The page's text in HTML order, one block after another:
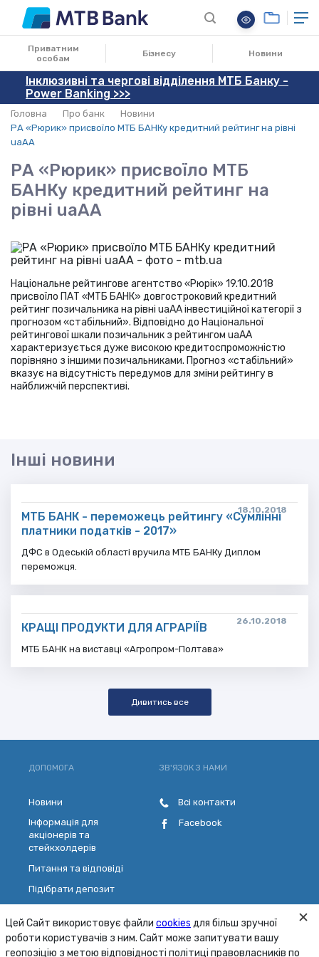
Приватним
особам
Бізнесу Новини
Інклюзивні та чергові відділення МТБ Банку -
Power Banking >>>
Головна Про банк
Новини
РА «Рюрик» присвоїло МТБ БАНКу кредитний рейтинг на рівні
uaAA
РА «Рюрик» присвоїло МТБ
БАНКу кредитний рейтинг на
рівні uaAA
24.10.2018
Національне рейтингове агентство «Рюрік» 19.10.2018
присвоїло ПАТ «МТБ БАНК» довгостроковий кредитний
рейтинг позичальника на рівні uaAA інвестиційної категорії з
прогнозом «стабільний». Відповідно до Національної
рейтингової шкали позичальник з рейтингом uaAA
характеризується дуже високою кредитоспроможністю
порівняно з іншими позичальниками. Прогноз «стабільний»
вказує на відсутність передумов для зміни рейтингу в
найближчій перспективі.
Інші новини
18.10.2018
МТБ БАНК - переможець рейтингу «Сумлінні
платники податків - 2017»
ДФС в Одеській області вручила МТБ БАНКу Диплом
переможця.
26.10.2018
КРАЩІ ПРОДУКТИ ДЛЯ АГРАРІЇВ
МТБ БАНК на виставці «Агропром-Полтава»
Дивитись все
Цей Сайт використовує файли cookies для більш зручної
роботи користувачів з ним. Сайт може запитувати вашу
геопозіцію з метою відповідності політиці правовласників по
ДОПОМОГА
Новини
Інформація для
акціонерів та
стейкхолдерів
Питання та відповіді
Підібрати депозит
Обрати платіжну картку
Зворотній зв'язок
ЗВ'ЯЗОК З НАМИ
Всі контакти
Facebook